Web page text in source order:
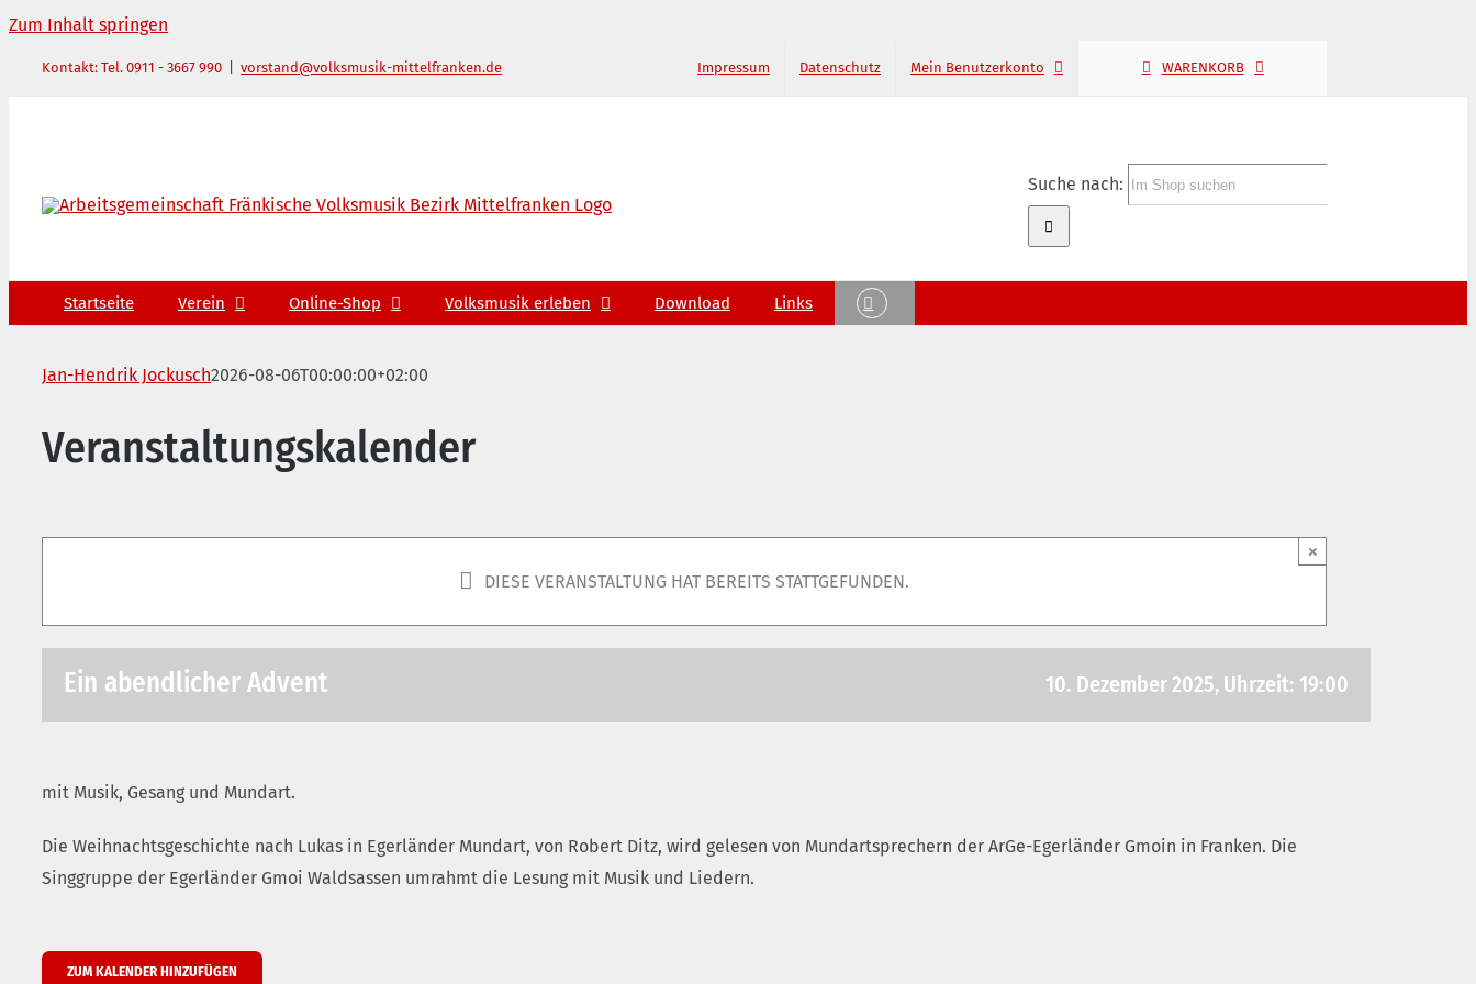
Zum Inhalt springen
Kontakt: Tel. 0911 - 3667 990 vorstand@volksmusik-mittelfranken.de Impressum Datenschutz Mein Benutzerkonto WARENKORB
Suche nach:
Startseite Verein Online-Shop Volksmusik erleben Download Links
Jan-Hendrik Jockusch2026-08-06T00:00:00+02:00
Veranstaltungskalender
DIESE VERANSTALTUNG HAT BEREITS STATTGEFUNDEN.
×
Ein abendlicher Advent 10. Dezember 2025, Uhrzeit: 19:00
mit Musik, Gesang und Mundart.
Die Weihnachtsgeschichte nach Lukas in Egerländer Mundart, von Robert Ditz, wird gelesen von Mundartsprechern der ArGe-Egerländer Gmoin in Franken. Die
Singgruppe der Egerländer Gmoi Waldsassen umrahmt die Lesung mit Musik und Liedern.
ZUM KALENDER HINZUFÜGEN